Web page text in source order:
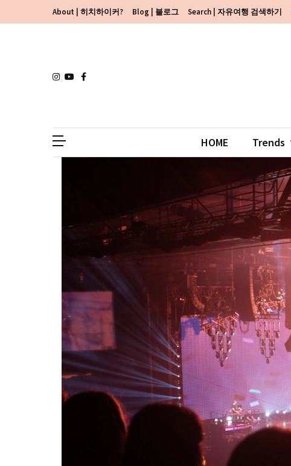
to
to
About | 히치하이커? Blog | 블로그 Search | 자유여행 검색하기
HOME Trends